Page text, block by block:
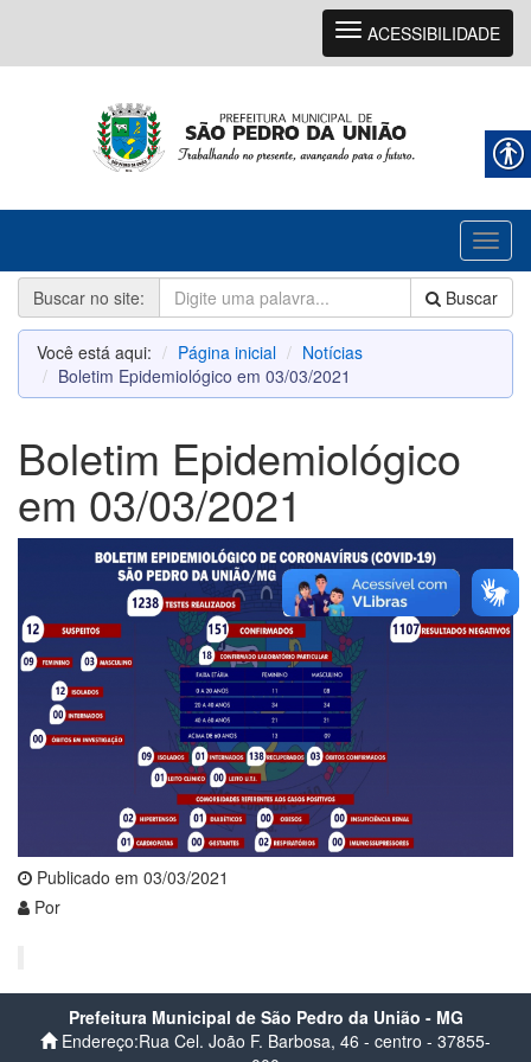
Navegação
ACESSIBILIDADE
Buscar no site:
Buscar
Você está aqui: Página inicial
Notícias
Boletim Epidemiológico em 03/03/2021
Boletim Epidemiológico
em 03/03/2021
Publicado em 03/03/2021
Por
Prefeitura Municipal de São Pedro da União - MG
Endereço:Rua Cel. João F. Barbosa, 46 - centro - 37855-